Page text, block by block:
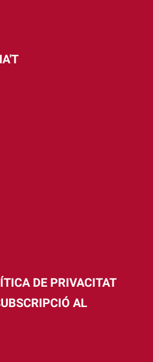
DE PRIVACITAT
AL